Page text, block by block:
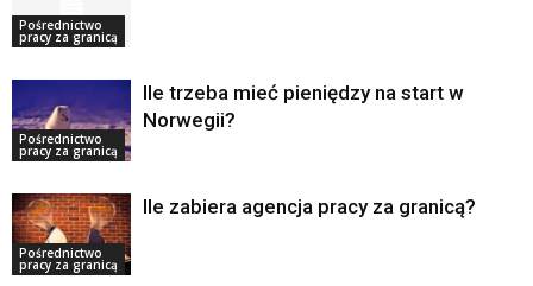
Pośrednictwo
pracy za granicą
Pośrednictwo
pracy za granicą
Ile trzeba mieć pieniędzy na start w
Norwegii?
Pośrednictwo
pracy za granicą
Ile zabiera agencja pracy za granicą?